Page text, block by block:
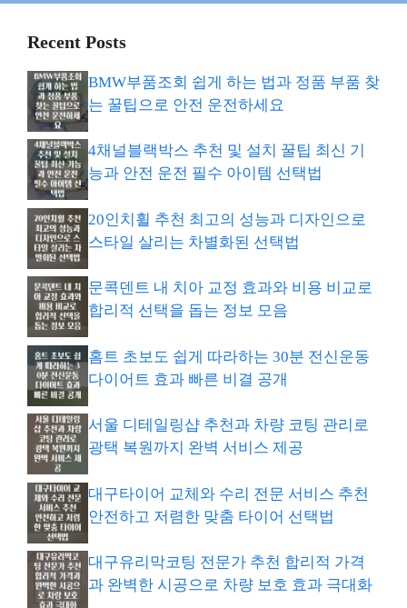
Recent Posts
BMW부품조회 쉽게 하는 법과 정품 부품 찾
는 꿀팁으로 안전 운전하세요
4채널블랙박스 추천 및 설치 꿀팁 최신 기
능과 안전 운전 필수 아이템 선택법
20인치휠 추천 최고의 성능과 디자인으로
스타일 살리는 차별화된 선택법
문콕덴트 내 치아 교정 효과와 비용 비교로
합리적 선택을 돕는 정보 모음
홈트 초보도 쉽게 따라하는 30분 전신운동
다이어트 효과 빠른 비결 공개
서울 디테일링샵 추천과 차량 코팅 관리로
광택 복원까지 완벽 서비스 제공
대구타이어 교체와 수리 전문 서비스 추천
안전하고 저렴한 맞춤 타이어 선택법
대구유리막코팅 전문가 추천 합리적 가격
과 완벽한 시공으로 차량 보호 효과 극대화